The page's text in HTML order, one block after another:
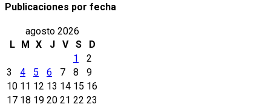
Publicaciones por fecha
agosto 2026
L
M X J V S
D
1
2
3
4 5 6 7 8
9
10 11 12 13 14 15 16
17 18 19 20 21 22 23